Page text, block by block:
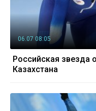
06.07 08:05
Российская звезда
Казахстана